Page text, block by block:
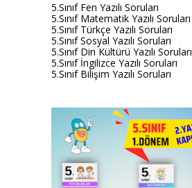
5.Sınıf Fen Yazılı Soruları
5.Sınıf Matematik Yazılı Soruları
5.Sınıf Türkçe Yazılı Soruları
5.Sınıf Sosyal Yazılı Soruları
5.Sınıf Din Kültürü Yazılı Soruları
5.Sınıf İngilizce Yazılı Soruları
5.Sınıf Bilişim Yazılı Soruları